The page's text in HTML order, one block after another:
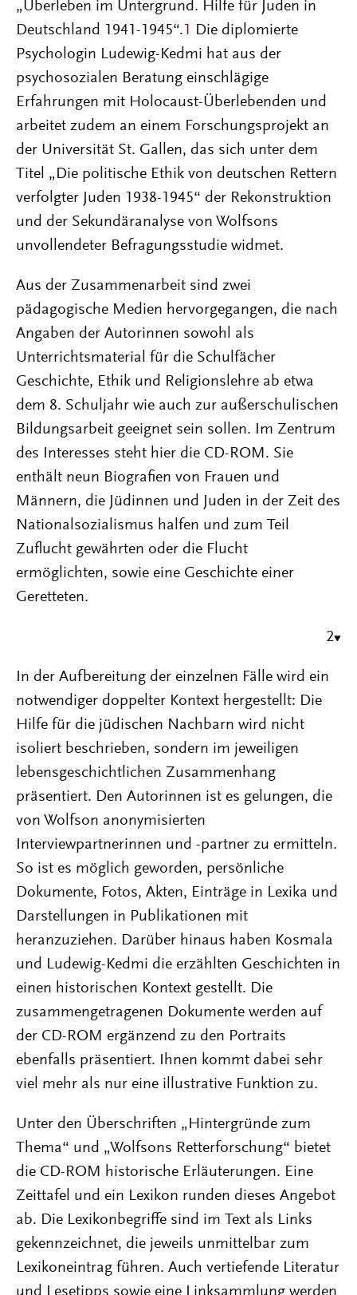
„Überleben im Untergrund. Hilfe für Juden in
Deutschland 1941-1945“.1
Die diplomierte
Psychologin Ludewig-Kedmi hat aus der
psychosozialen Beratung einschlägige
Erfahrungen mit Holocaust-Überlebenden und
arbeitet zudem an einem Forschungsprojekt an
der Universität St. Gallen, das sich unter dem
Titel „Die politische Ethik von deutschen Rettern
verfolgter Juden 1938-1945“ der Rekonstruktion
und der Sekundäranalyse von Wolfsons
unvollendeter Befragungsstudie widmet.
Aus der Zusammenarbeit sind zwei
pädagogische Medien hervorgegangen, die nach
Angaben der Autorinnen sowohl als
Unterrichtsmaterial für die Schulfächer
Geschichte, Ethik und Religionslehre ab etwa
dem 8. Schuljahr wie auch zur außerschulischen
Bildungsarbeit geeignet sein sollen. Im Zentrum
des Interesses steht hier die CD-ROM. Sie
enthält neun Biografien von Frauen und
Männern, die Jüdinnen und Juden in der Zeit des
Nationalsozialismus halfen und zum Teil
Zuflucht gewährten oder die Flucht
ermöglichten, sowie eine Geschichte einer
Geretteten.
2
In der Aufbereitung der einzelnen Fälle wird ein
notwendiger doppelter Kontext hergestellt: Die
Hilfe für die jüdischen Nachbarn wird nicht
isoliert beschrieben, sondern im jeweiligen
lebensgeschichtlichen Zusammenhang
präsentiert. Den Autorinnen ist es gelungen, die
von Wolfson anonymisierten
Interviewpartnerinnen und -partner zu ermitteln.
So ist es möglich geworden, persönliche
Dokumente, Fotos, Akten, Einträge in Lexika und
Darstellungen in Publikationen mit
heranzuziehen. Darüber hinaus haben Kosmala
und Ludewig-Kedmi die erzählten Geschichten in
einen historischen Kontext gestellt. Die
zusammengetragenen Dokumente werden auf
der CD-ROM ergänzend zu den Portraits
ebenfalls präsentiert. Ihnen kommt dabei sehr
viel mehr als nur eine illustrative Funktion zu.
Unter den Überschriften „Hintergründe zum
Thema“ und „Wolfsons Retterforschung“ bietet
die CD-ROM historische Erläuterungen. Eine
Zeittafel und ein Lexikon runden dieses Angebot
ab. Die Lexikonbegriffe sind im Text als Links
gekennzeichnet, die jeweils unmittelbar zum
Lexikoneintrag führen. Auch vertiefende Literatur
und Lesetipps sowie eine Linksammlung werden